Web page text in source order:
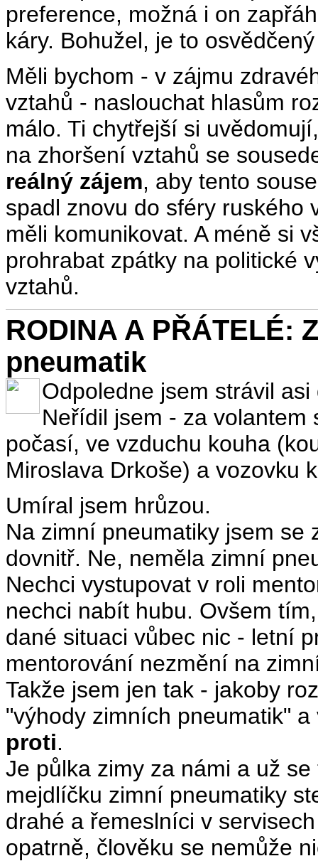
preference, možná i on
káry. Bohužel, je to
Měli bychom - v zájmu
vztahů - naslouchat hlasům
málo. Ti chytřejší si
na zhoršení vztahů se
reálný zájem, aby tento
spadl znovu do sféry ruského
měli komunikovat. A méně si
prohrabat zpátky na politické
vztahů.
RODINA A PŘÁTELÉ:
pneumatik
Odpoledne jsem strávil
Neřídil jsem - za volantem
počasí, ve vzduchu kouha
Miroslava Drkoše) a vozovku
Umíral jsem hrůzou.
Na zimní pneumatiky jsem se
dovnitř. Ne, neměla zimní
Nechci vystupovat v roli
nechci nabít hubu. Ovšem
dané situaci vůbec nic - letní
mentorování nezmění na
Takže jsem jen tak - jakoby
"výhody zimních pneumatik"
proti.
Je půlka zimy za námi a už
mejdlíčku zimní pneumatiky
drahé a řemeslníci v
opatrně, člověku se nemůže